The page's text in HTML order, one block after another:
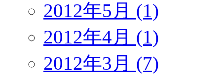
2012年5月 (1)
2012年4月 (1)
2012年3月 (7)